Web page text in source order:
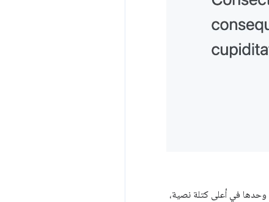
وحدها في أعلى كتلة نصية،